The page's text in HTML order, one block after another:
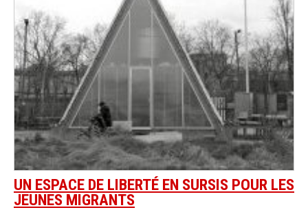
UN ESPACE DE LIBERTÉ EN SURSIS POUR LES
JEUNES MIGRANTS